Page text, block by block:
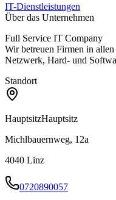
IT-Dienstleistungen
Über das Unternehmen
Full Service IT Company
Wir betreuen Firmen in
Netzwerk, Hard- und
Standort
HauptsitzHauptsitz
Michlbauernweg, 12a
4040 Linz
0720890057